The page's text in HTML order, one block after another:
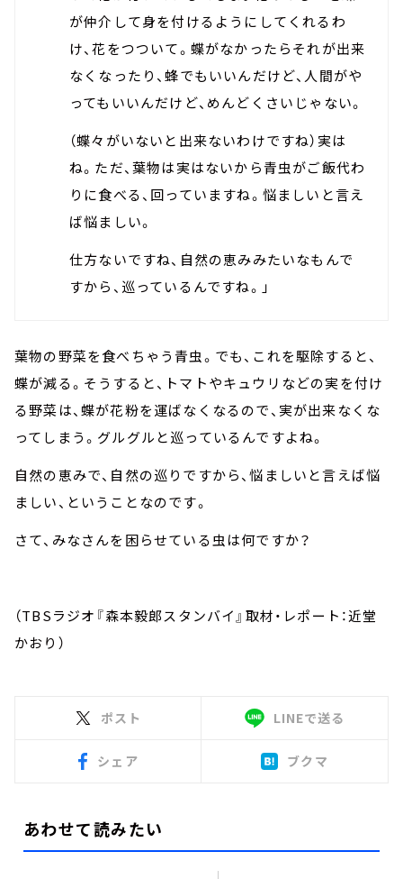
が仲介して身を付けるようにしてくれるわ
け、花をつついて。蝶がなかったらそれが出来
なくなったり、蜂でもいいんだけど、人間がや
ってもいいんだけど、めんどくさいじゃない。
（蝶々がいないと出来ないわけですね）実は
ね。ただ、葉物は実はないから青虫がご飯代わ
りに食べる、回っていますね。悩ましいと言え
ば悩ましい。
仕方ないですね、自然の恵みみたいなもんで
すから、巡っているんですね。」
葉物の野菜を食べちゃう青虫。でも、これを駆除すると、
蝶が減る。そうすると、トマトやキュウリなどの実を付け
る野菜は、蝶が花粉を運ばなくなるので、実が出来なくな
ってしまう。グルグルと巡っているんですよね。
自然の恵みで、自然の巡りですから、悩ましいと言えば悩
ましい、ということなのです。
さて、みなさんを困らせている虫は何ですか？
（TBSラジオ『森本毅郎スタンバイ』取材・レポート：近堂
かおり）
ポスト LINEで送る
シェア ブクマ
あわせて読みたい